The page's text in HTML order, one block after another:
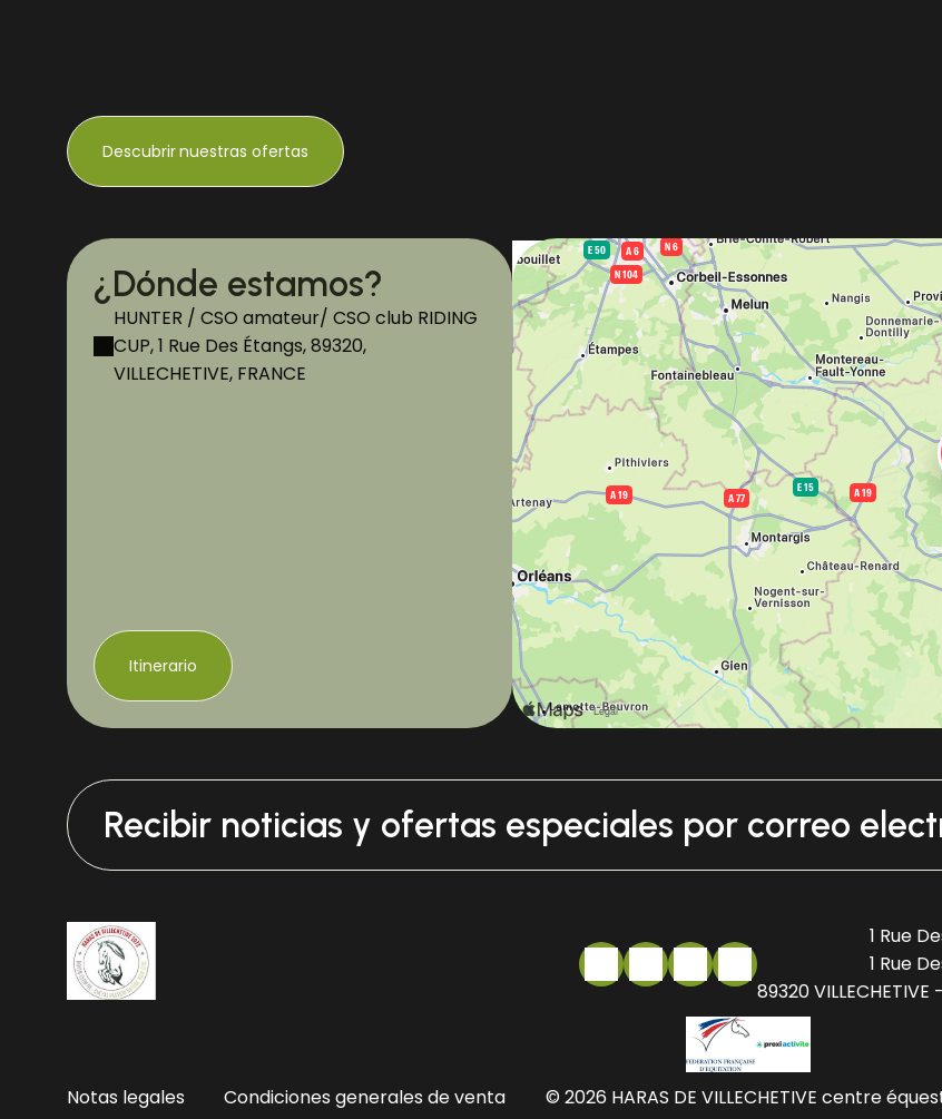
Descubrirnuestras ofertas
¿Dónde estamos?
HUNTER / CSO amateur/ CSO club RIDING
CUP, 1 Rue Des Étangs, 89320,
VILLECHETIVE, FRANCE
Itinerario
Recibir noticias y ofertas especiales por correo
1 Rue
1 Rue
89320 VILLECHETIVE
Notas legales Condiciones generales de venta © 2026 HARAS DE VILLECHETIVE centre